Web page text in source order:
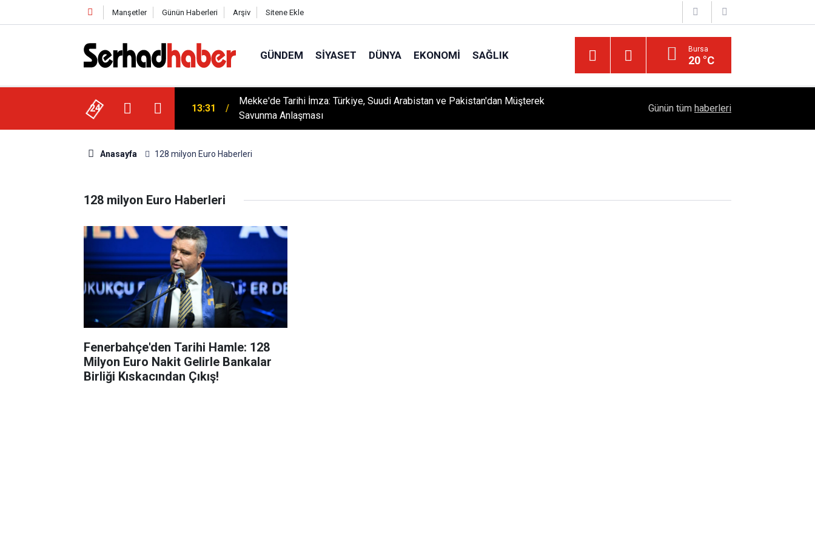
Manşetler Günün Haberleri Arşiv Sitene Ekle
GÜNDEM SIYASET DÜNYA EKONOMI SAĞLIK Bursa
20 °C
24
Savunma Anlaşması
18:28
YÜSİAD’dan Sanayiye Güçlü Destek: Ayhan Bayram’dan Davut Tatar’a Ziyaret Kırıkkale 6. Yörük Türkmen Şenliği Büyük İlgi
Günün tüm haberleri
Anasayfa 128 milyon Euro Haberleri
128 milyon Euro Haberleri
Fenerbahçe'den Tarihi Hamle: 128
Milyon Euro Nakit Gelirle Bankalar
Birliği Kıskacından Çıkış!